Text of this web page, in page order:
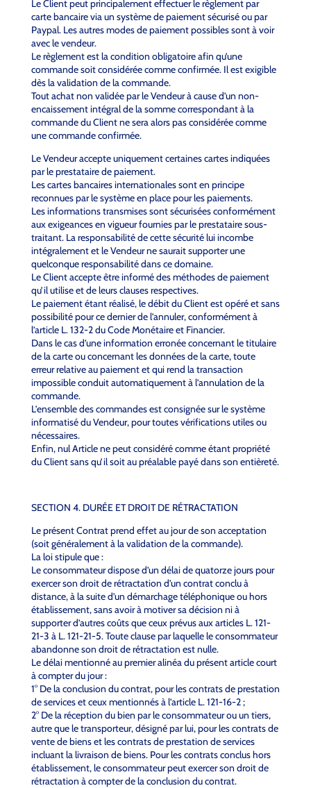
Le Client peut principalement effectuer le règlement par
carte bancaire via un système de paiement sécurisé ou par
Paypal. Les autres modes de paiement possibles sont à voir
avec le vendeur.
Le règlement est la condition obligatoire afin qu’une
commande soit considérée comme confirmée. Il est exigible
dès la validation de la commande.
Tout achat non validée par le Vendeur à cause d’un non-
encaissement intégral de la somme correspondant à la
commande du Client ne sera alors pas considérée comme
une commande confirmée.
Le Vendeur accepte uniquement certaines cartes indiquées
par le prestataire de paiement.
Les cartes bancaires internationales sont en principe
reconnues par le système en place pour les paiements.
Les informations transmises sont sécurisées conformément
aux exigeances en vigueur fournies par le prestataire sous-
traitant. La responsabilité de cette sécurité lui incombe
intégralement et le Vendeur ne saurait supporter une
quelconque responsabilité dans ce domaine.
Le Client accepte être informé des méthodes de paiement
qu’il utilise et de leurs clauses respectives.
Le paiement étant réalisé, le débit du Client est opéré et sans
possibilité pour ce dernier de l’annuler, conformément à
l’article L. 132-2 du Code Monétaire et Financier.
Dans le cas d’une information erronée concernant le titulaire
de la carte ou concernant les données de la carte, toute
erreur relative au paiement et qui rend la transaction
impossible conduit automatiquement à l’annulation de la
commande.
L’ensemble des commandes est consignée sur le système
informatisé du Vendeur, pour toutes vérifications utiles ou
nécessaires.
Enfin, nul Article ne peut considéré comme étant propriété
du Client sans qu’il soit au préalable payé dans son entièreté.
SECTION 4. DURÉE ET DROIT DE RÉTRACTATION
Le présent Contrat prend effet au jour de son acceptation
(soit généralement à la validation de la commande).
La loi stipule que :
Le consommateur dispose d’un délai de quatorze jours pour
exercer son droit de rétractation d’un contrat conclu à
distance, à la suite d’un démarchage téléphonique ou hors
établissement, sans avoir à motiver sa décision ni à
supporter d’autres coûts que ceux prévus aux articles L. 121-
21-3 à L. 121-21-5. Toute clause par laquelle le consommateur
abandonne son droit de rétractation est nulle.
Le délai mentionné au premier alinéa du présent article court
à compter du jour :
1° De la conclusion du contrat, pour les contrats de prestation
de services et ceux mentionnés à l’article L. 121-16-2 ;
2° De la réception du bien par le consommateur ou un tiers,
autre que le transporteur, désigné par lui, pour les contrats de
vente de biens et les contrats de prestation de services
incluant la livraison de biens. Pour les contrats conclus hors
établissement, le consommateur peut exercer son droit de
rétractation à compter de la conclusion du contrat.